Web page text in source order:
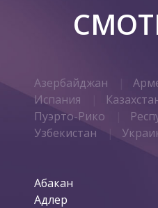
Азербайджан
Испания
Пуэрто-Рико
Узбекистан
Абакан
Адлер